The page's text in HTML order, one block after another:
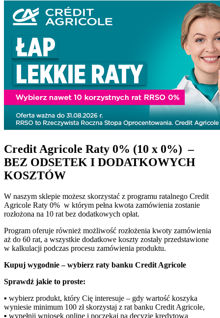
Credit Agricole Raty 0% (10 x 0%) –
BEZ ODSETEK I DODATKOWYCH
KOSZTÓW
W naszym sklepie możesz skorzystać z programu ratalnego Credit
Agricole Raty 0% w którym pełna kwota zamówienia zostanie
rozłożona na 10 rat bez dodatkowych opłat.
Program oferuje również możliwość rozłożenia kwoty zamówienia
aż do 60 rat, a wszystkie dodatkowe koszty zostały przedstawione
w kalkulacji podczas procesu zamówienia produktu.
Kupuj wygodnie – wybierz raty banku Credit Agricole
Sprawdź jakie to proste:
▪ wybierz produkt, który Cię interesuje – gdy wartość koszyka
wyniesie minimum 100 zł skorzystaj z rat banku Credit Agricole,
▪ wypełnij wniosek online i poczekaj na decyzję kredytową